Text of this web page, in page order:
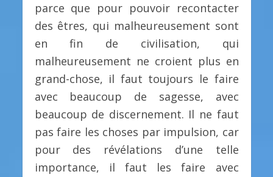
parce que pour pouvoir recontacter
des êtres, qui malheureusement sont
en fin de civilisation, qui
malheureusement ne croient plus en
grand-chose, il faut toujours le faire
avec beaucoup de sagesse, avec
beaucoup de discernement. Il ne faut
pas faire les choses par impulsion, car
pour des révélations d’une telle
importance, il faut les faire avec